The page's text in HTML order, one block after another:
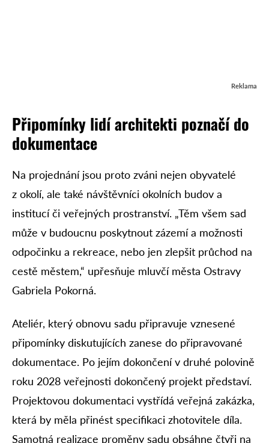
Reklama
Připomínky lidí architekti poznačí do
dokumentace
Na projednání jsou proto zváni nejen obyvatelé
z okolí, ale také návštěvníci okolních budov a
institucí či veřejných prostranství. „Těm všem sad
může v budoucnu poskytnout zázemí a možnosti
odpočinku a rekreace, nebo jen zlepšit průchod na
cestě městem,“ upřesňuje mluvčí města Ostravy
Gabriela Pokorná.
Ateliér, který obnovu sadu připravuje vznesené
připomínky diskutujících zanese do připravované
dokumentace. Po jejím dokončení v druhé polovině
roku 2028 veřejnosti dokončený projekt představí.
Projektovou dokumentaci vystřídá veřejná zakázka,
která by měla přinést specifikaci zhotovitele díla.
Samotná realizace proměny sadu obsáhne čtyři na